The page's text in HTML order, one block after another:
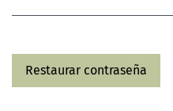
Restaurar contraseña